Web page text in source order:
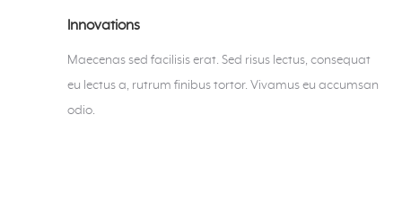
Innovations
Maecenas sed facilisis erat. Sed risus lectus, consequat
eu lectus a, rutrum finibus tortor. Vivamus eu accumsan
odio.